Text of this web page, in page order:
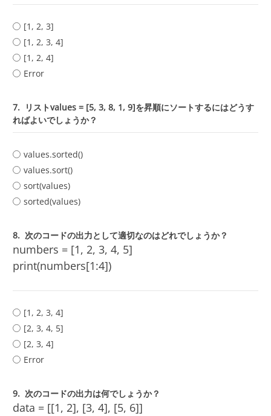
[1, 2, 3]
[1, 2, 3, 4]
[1, 2, 4]
Error
7. リストvalues = [5, 3, 8, 1, 9]を昇順にソートするにはどうす
ればよいでしょうか？
values.sorted()
values.sort()
sort(values)
sorted(values)
8. 次のコードの出力として適切なのはどれでしょうか？
numbers = [1, 2, 3, 4, 5]
print(numbers[1:4])
[1, 2, 3, 4]
[2, 3, 4, 5]
[2, 3, 4]
Error
9. 次のコードの出力は何でしょうか？
data = [[1, 2], [3, 4], [5, 6]]